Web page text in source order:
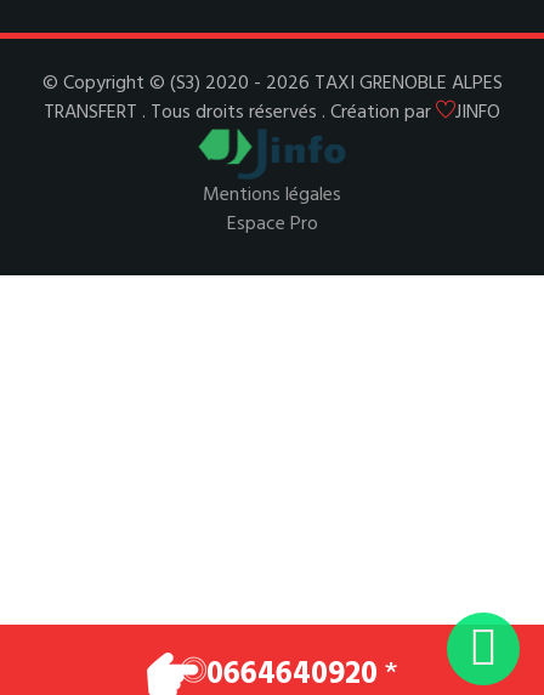
© Copyright © (S3) 2020 - 2026 TAXI GRENOBLE ALPES
TRANSFERT . Tous droits réservés . Création par
JINFO
Mentions légales
Espace Pro
0664640920*